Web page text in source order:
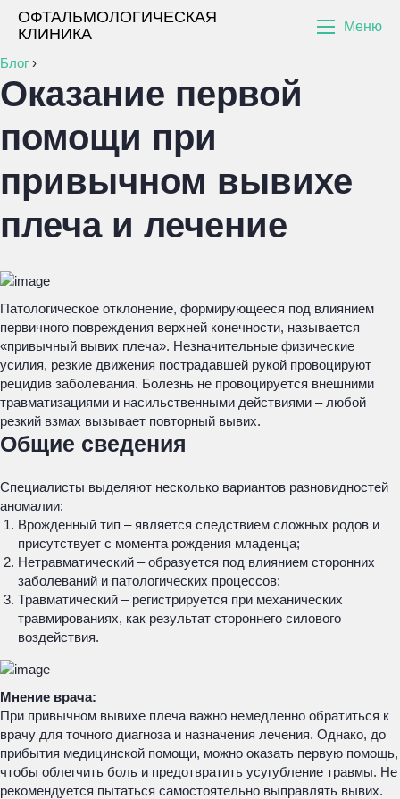
ОФТАЛЬМОЛОГИЧЕСКАЯ
КЛИНИКА
Меню
Блог ›
Оказание первой
помощи при
привычном вывихе
плеча и лечение
Патологическое отклонение, формирующееся под влиянием
первичного повреждения верхней конечности, называется
«привычный вывих плеча». Незначительные физические
усилия, резкие движения пострадавшей рукой провоцируют
рецидив заболевания. Болезнь не провоцируется внешними
травматизациями и насильственными действиями – любой
резкий взмах вызывает повторный вывих.
Общие сведения
Специалисты выделяют несколько вариантов разновидностей
аномалии:
Врожденный тип – является следствием сложных родов и
присутствует с момента рождения младенца;
Нетравматический – образуется под влиянием сторонних
заболеваний и патологических процессов;
Травматический – регистрируется при механических
травмированиях, как результат стороннего силового
воздействия.
Мнение врача:
При привычном вывихе плеча важно немедленно обратиться к
врачу для точного диагноза и назначения лечения. Однако, до
прибытия медицинской помощи, можно оказать первую помощь,
чтобы облегчить боль и предотвратить усугубление травмы. Не
рекомендуется пытаться самостоятельно выправлять вывих.